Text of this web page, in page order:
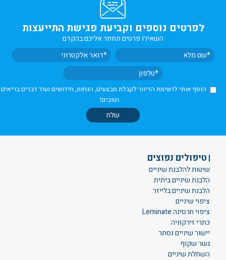
לפרטים נוספים וקביעת פגישת התייעצות
השאירו פרטים ונחזור אליכם בהקדם
הוסף אותי לרשימת הדיוור לקבלת מבצעים, הנחות, חידושים ועוד דברים בריאים
וטובים!
טיפולים נפוצים
שיטות להלבנת שיניים
הלבנת שיניים ביתית
הלבנת שיניים בלייזר
ציפוי שיניים
ציפוי חרסינה Leminate
כתרי זירקוניה
יישור שיניים נסתר
גשר שקוף
השתלת שיניים